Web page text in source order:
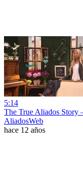
5:14
The True Aliados Story
AliadosWeb
hace 12 años